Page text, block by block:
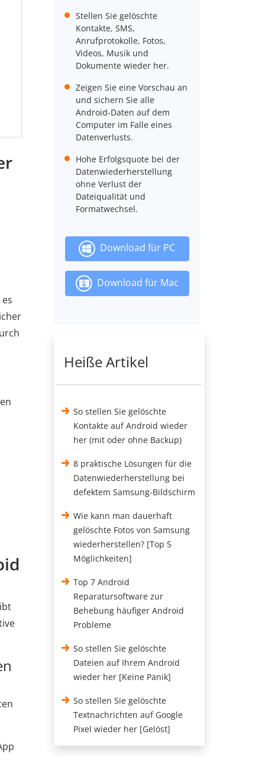
Stellen Sie gelöschte
Kontakte, SMS,
Anrufprotokolle, Fotos,
Videos, Musik und
Dokumente wieder her.
Zeigen Sie eine Vorschau an
und sichern Sie alle
Android-Daten auf dem
Computer im Falle eines
Datenverlusts.
Hohe Erfolgsquote bei der
Datenwiederherstellung
ohne Verlust der
Dateiqualität und
Formatwechsel.
Download für PC
Download für Mac
Heiße Artikel
So stellen Sie gelöschte
Kontakte auf Android wieder
her (mit oder ohne Backup)
8 praktische Lösungen für die
Datenwiederherstellung bei
defektem Samsung-Bildschirm
Wie kann man dauerhaft
gelöschte Fotos von Samsung
wiederherstellen? [Top 5
Möglichkeiten]
Top 7 Android
Reparatursoftware zur
Behebung häufiger Android
Probleme
So stellen Sie gelöschte
Dateien auf Ihrem Android
wieder her [Keine Panik]
So stellen Sie gelöschte
Textnachrichten auf Google
Pixel wieder her [Gelöst]